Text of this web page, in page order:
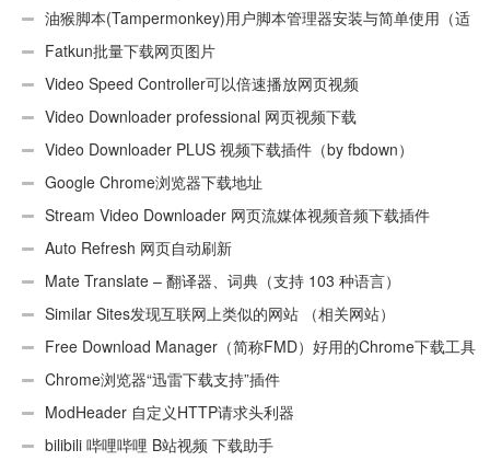
油猴脚本(Tampermonkey)用户脚本管理器安装与简单使用（适
用Android）
Fatkun批量下载网页图片
Video Speed Controller可以倍速播放网页视频
Video Downloader professional 网页视频下载
Video Downloader PLUS 视频下载插件（by fbdown）
Google Chrome浏览器下载地址
Stream Video Downloader 网页流媒体视频音频下载插件
Auto Refresh 网页自动刷新
Mate Translate – 翻译器、词典（支持 103 种语言）
Similar Sites发现互联网上类似的网站 （相关网站）
Free Download Manager（简称FMD）好用的Chrome下载工具
插件Chrome浏览器“迅雷下载支持”插件
ModHeader 自定义HTTP请求头利器
bilibili 哔哩哔哩 B站视频 下载助手